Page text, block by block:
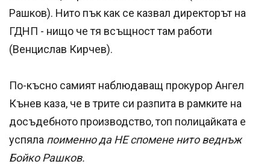
Рашков). Нито пък как се казвал директорът на
ГДНП - нищо че тя всъщност там работи
(Венцислав Кирчев).
По-късно самият наблюдаващ прокурор Ангел
Кънев каза, че в трите си разпита в рамките на
досъдебното производство, топ полицайката е
успяла поименно да НЕ спомене нито веднъж
Бойко Рашков.